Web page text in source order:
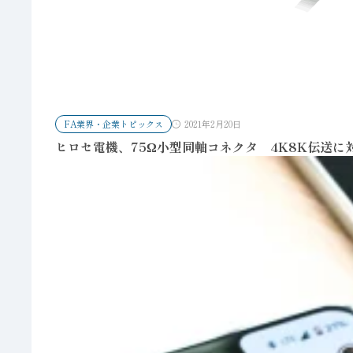
FA業界・企業トピックス 2021年2月20日
ヒロセ電機、75Ω小型同軸コネクタ 4K8K伝送に